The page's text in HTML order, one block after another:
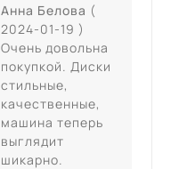
Анна Белова (
2024-01-19 )
Очень довольна
покупкой. Диски
стильные,
качественные,
машина теперь
выглядит
шикарно.